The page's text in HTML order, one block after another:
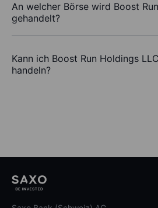
An welcher Börse wird Boost
gehandelt?
Kann ich Boost Run Holdings
handeln?